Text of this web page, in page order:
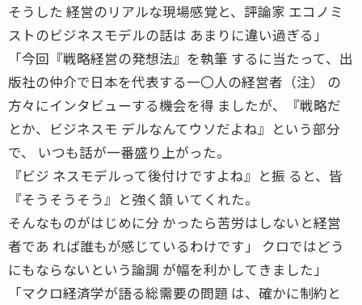
そうした 経営のリアルな現場感覚と、評論家 エコノミ
ストのビジネスモデルの話は あまりに違い過ぎる」
「今回『戦略経営の発想法』を執筆 するに当たって、出
版社の仲介で日本を代表する一〇人の経営者（注） の
方々にインタビューする機会を得 ましたが、『戦略だ
とか、ビジネスモ デルなんてウソだよね』という部分
で、 いつも話が一番盛り上がった。
『ビジ ネスモデルって後付けですよね』と振 ると、皆
『そうそうそう』と強く頷 いてくれた。
そんなものがはじめに分 かったら苦労はしないと経営
者であ れば誰もが感じているわけです」 クロではどう
にもならないという論調 が幅を利かしてきました」
「マクロ経済学が語る総需要の問題 は、確かに制約と